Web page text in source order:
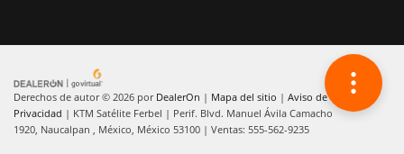
Derechos de autor © 2026 por DealerOn | Mapa del sitio | Aviso de
Privacidad | KTM Satélite Ferbel | Perif. Blvd. Manuel Ávila Camacho
1920, Naucalpan , México, México 53100 | Ventas: 555-562-9235